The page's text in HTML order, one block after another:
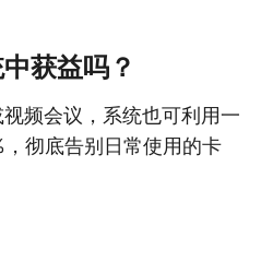
获益吗？
频会议，系统也可利用一
彻底告别日常使用的卡